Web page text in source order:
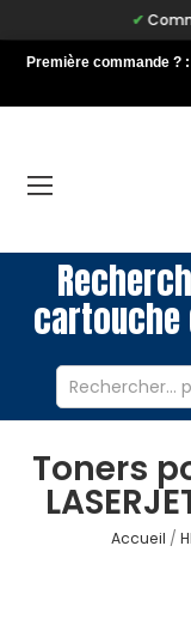
Première commande ? :
cartouche
Toners
Accueil